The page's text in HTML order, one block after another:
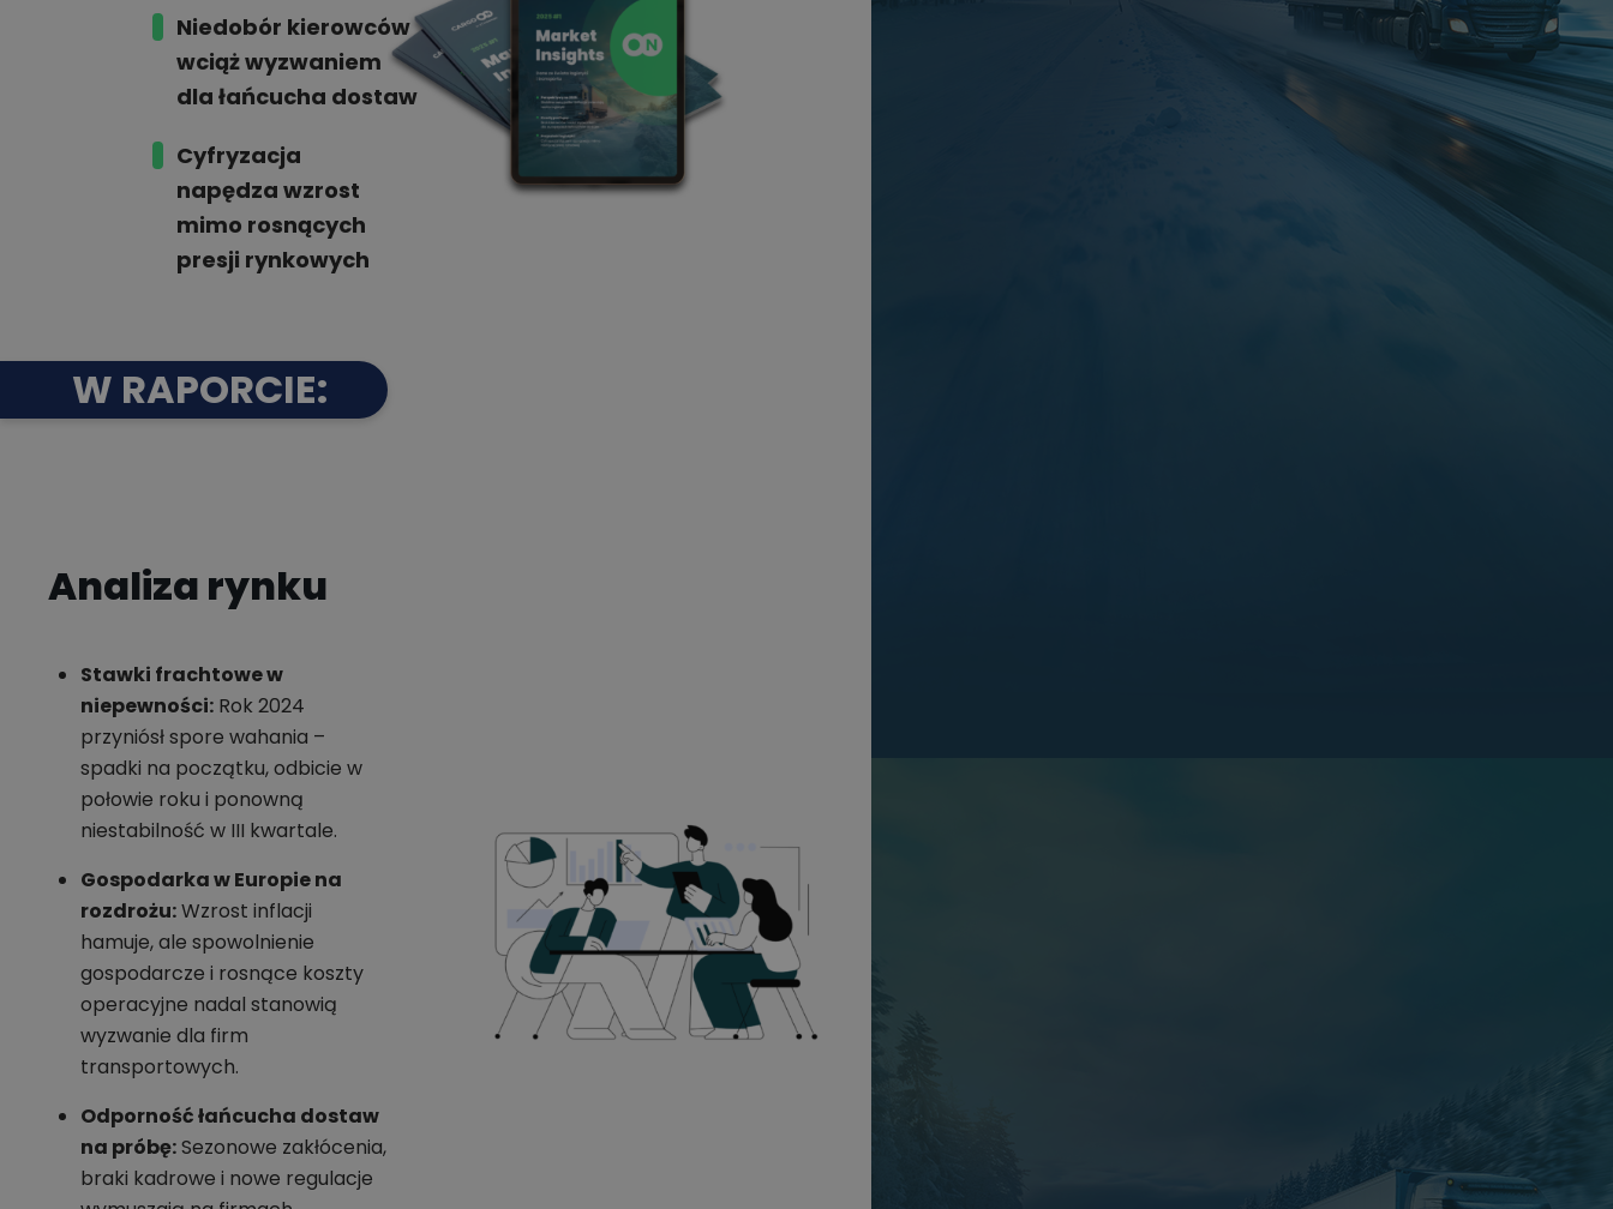
Niedobór kierowców
wciąż wyzwaniem
dla łańcucha dostaw
Cyfryzacja
napędza wzrost
mimo rosnących
presji rynkowych
W RAPORCIE:
Analiza rynku
Stawki frachtowe w
niepewności: Rok 2024
przyniósł spore wahania –
spadki na początku, odbicie w
połowie roku i ponowną
niestabilność w III kwartale.
Gospodarka w Europie na
rozdrożu:Wzrost inflacji
hamuje, ale spowolnienie
gospodarcze i rosnące koszty
operacyjne nadal stanowią
wyzwanie dla firm
transportowych.
Odporność łańcucha dostaw
na próbę:Sezonowe zakłócenia,
braki kadrowe i nowe regulacje